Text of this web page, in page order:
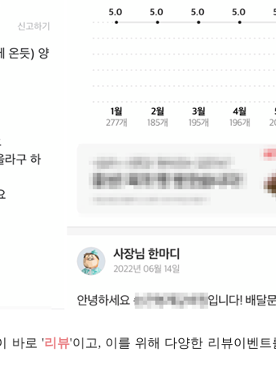
바로 '리뷰'이고, 이를 위해 다양한 리뷰이벤